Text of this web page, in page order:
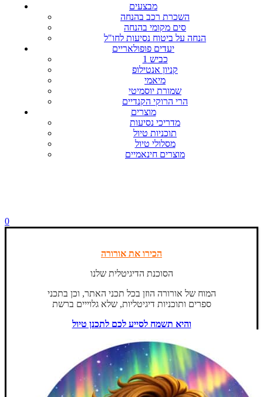
מבצעים
השכרת רכב בהנחה
סים מקומי בהנחה
הנחה על ביטוח נסיעות לחו"ל
יעדים פופולאריים
כביש 1
קניון אנטילופ
מיאמי
שמורת יוסמיטי
הרי הרוקי הקנדיים
מוצרים
מדריכי נסיעות
תוכניות טיול
מסלולי טיול
מוצרים חינאמיים
0
הכירו את אורורה
הסוכנת הדיגיטלית שלנו
המוח של אורורה הוזן בכל תכני האתר, וכן בתכני
ספרים ותוכניות דיגיטליות, שלא גלוייים ברשת
והיא תשמח לסייע לכם לתכנן טיול